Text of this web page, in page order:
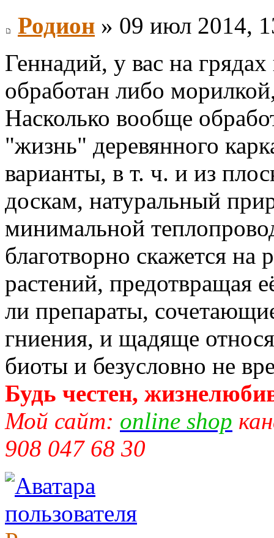
Родион » 09 июл 2014,
Геннадий, у вас на
обработан либо
Насколько вообще
"жизнь" деревянного
варианты, в т. ч. и из
доскам, натуральный
минимальной
благотворно скажется на
растений, предотвращая
ли препараты,
гниения, и щадяще
биоты и безусловно не
Будь честен,
Мой сайт: online shop
908 047 68 30